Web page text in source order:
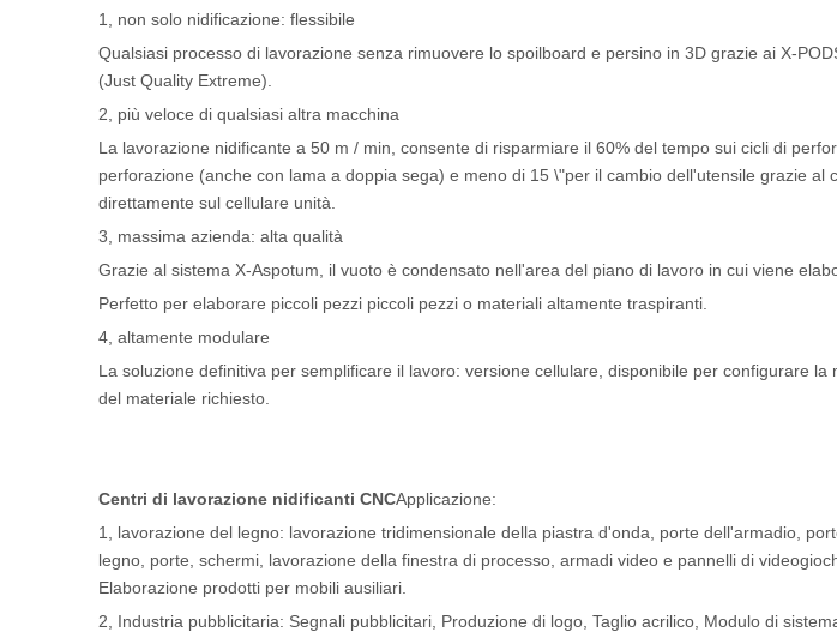
1, non solo nidificazione: flessibile
Qualsiasi processo di lavorazione senza rimuovere lo spoilboard e persino in 3D grazie ai X-
(Just Quality Extreme).
2, più veloce di qualsiasi altra macchina
La lavorazione nidificante a 50 m / min, consente di risparmiare il 60% del tempo sui cicli di
perforazione (anche con lama a doppia sega) e meno di 15 \"per il cambio dell'utensile grazie al
direttamente sul cellulare unità.
3, massima azienda: alta qualità
Grazie al sistema X-Aspotum, il vuoto è condensato nell'area del piano di lavoro in cui viene
Perfetto per elaborare piccoli pezzi piccoli pezzi o materiali altamente traspiranti.
4, altamente modulare
La soluzione definitiva per semplificare il lavoro: versione cellulare, disponibile per configurare
del materiale richiesto.
Centri di lavorazione nidificanti CNCApplicazione:
1, lavorazione del legno: lavorazione tridimensionale della piastra d'onda, porte dell'armadio,
legno, porte, schermi, lavorazione della finestra di processo, armadi video e pannelli di
Elaborazione prodotti per mobili ausiliari.
2, Industria pubblicitaria: Segnali pubblicitari, Produzione di logo, Taglio acrilico, Modulo di